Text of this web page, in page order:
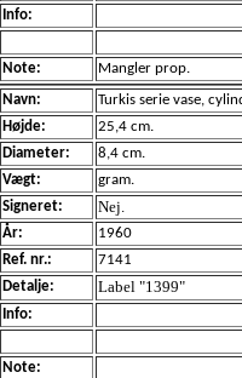
Info:
Note:
Mangler prop.
Navn:
Turkis serie vase,
Højde:
25,4 cm.
Diameter:
8,4 cm.
Vægt:
gram.
Signeret:
Nej.
År:
1960
Ref. nr.:
7141
Detalje:
Label "1399"
Info:
Note: